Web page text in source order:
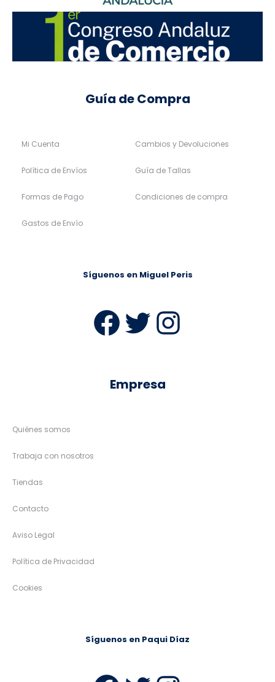
Guía de Compra
Mi Cuenta
Política de Envíos
Formas de Pago
Gastos de Envío
Cambios y Devoluciones
Guía de Tallas
Condiciones de compra
Síguenos en Miguel Peris
Facebook
Twitter
Empresa
Quiénes somos
Trabaja con nosotros
Tiendas
Contacto
Aviso Legal
Política de Privacidad
Cookies
Síguenos en Paqui Díaz